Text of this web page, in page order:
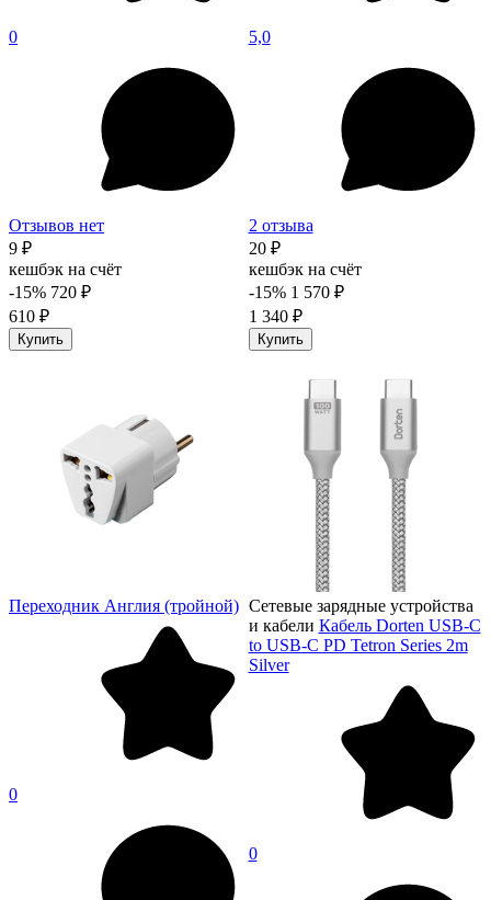
0
Отзывов нет
9 ₽
кешбэк на счёт
-15% 720 ₽
610 ₽
Купить
5,0
2 отзыва
20 ₽
кешбэк на счёт
-15% 1 570 ₽
1 340 ₽
Купить
Переходник Англия (тройной)
0
Сетевые зарядные устройства
и кабели Кабель Dorten USB-C
to USB-C PD Tetron Series 2m
Silver
0